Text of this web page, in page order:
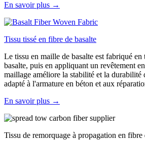
En savoir plus →
Tissu tissé en fibre de basalte
Le tissu en maille de basalte est fabriqué
basalte, puis en appliquant un revêtement
maillage améliore la stabilité et la durabilité
adapté à l'armature en béton et aux
En savoir plus →
Tissu de remorquage à propagation en fibre